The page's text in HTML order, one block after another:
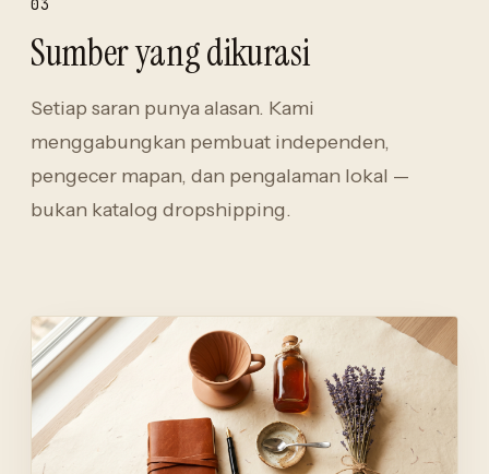
03
Sumber yang dikurasi
Setiap saran punya alasan. Kami
menggabungkan pembuat independen,
pengecer mapan, dan pengalaman lokal —
bukan katalog dropshipping.